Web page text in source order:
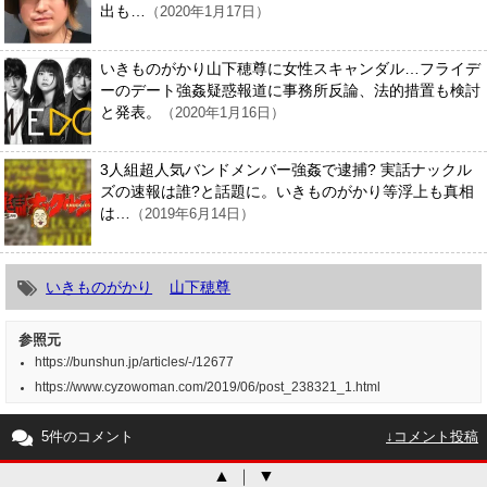
出も…
（2020年1月17日）
いきものがかり山下穂尊に女性スキャンダル…フライデ
ーのデート強姦疑惑報道に事務所反論、法的措置も検討
と発表。
（2020年1月16日）
3人組超人気バンドメンバー強姦で逮捕? 実話ナックル
ズの速報は誰?と話題に。いきものがかり等浮上も真相
は…
（2019年6月14日）
いきものがかり 山下穂尊
参照元
https://bunshun.jp/articles/-/12677
https://www.cyzowoman.com/2019/06/post_238321_1.html
5件のコメント ↓コメント投稿
▲ ｜ ▼